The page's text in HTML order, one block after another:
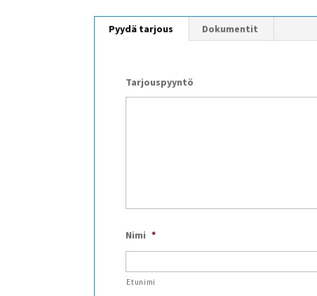
Pyydä tarjous Dokumentit
Tarjouspyyntö
Nimi *
Etunimi